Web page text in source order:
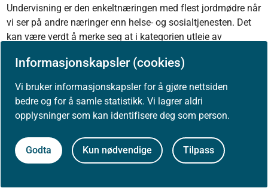
Informasjonskapsler (cookies)
Vi bruker informasjonskapsler for å gjøre nettsiden
bedre og for å samle statistikk. Vi lagrer aldri
opplysninger som kan identifisere deg som person.
Godta Kun nødvendige Tilpass
Undervisning er den enkeltnæringen med flest jordmødre når
vi ser på andre næringer enn helse- og sosialtjenesten. Det
kan være verdt å merke seg at i kategorien utleie av
Kategorien "andre næringer"[9]inkluderer alle kategorier som
utdanningsinformasjon om ikke-bosatte personer vil ikke
alle utenlandske jordmødre nødvendigvis fanges opp i
tallene (Helsedirektoratet, 2021b)